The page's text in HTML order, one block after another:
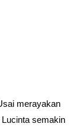
merayakan
semakin